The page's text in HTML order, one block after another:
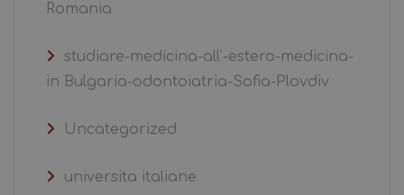
Romania
studiare-medicina-all'-estero-medicina-
in Bulgaria-odontoiatria-Sofia-Plovdiv
Uncategorized
universita italiane